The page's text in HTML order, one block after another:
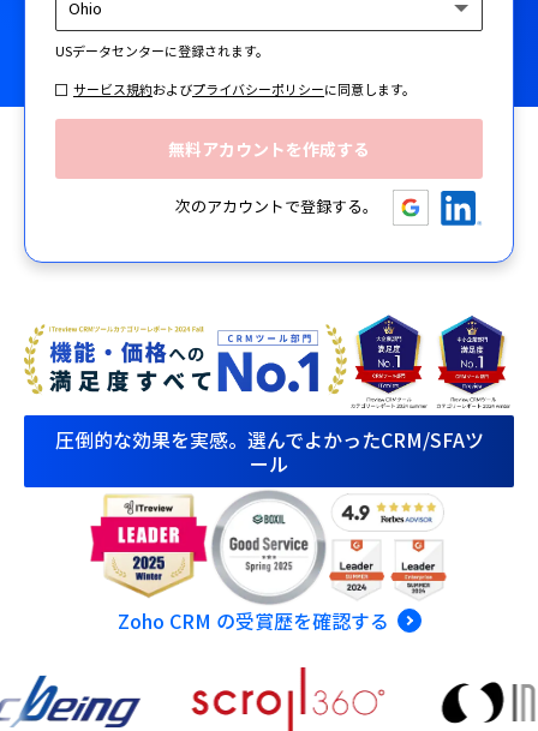
USデータセンターに登録されます。
サービス規約およびプライバシーポリシーに同意します。
次のアカウントで登録する。
圧倒的な効果を実感。選んでよかったCRM/SFAツ
ール
Zoho CRM の受賞歴を確認する